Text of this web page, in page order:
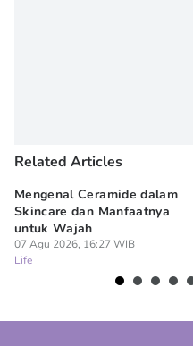
Related Articles
Mengenal Ceramide dalam
Skincare dan Manfaatnya
untuk Wajah
07 Agu 2026, 16:27 WIB
Life